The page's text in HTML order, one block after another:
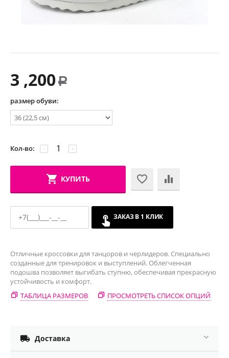
3 ,200 Р
размер обуви:
Кол-во: +
−
КУПИТЬ
ЗАКАЗ В 1 КЛИК
Отличные кроссовки для танцоров и черлидеров. Специально
созданные для тренировок и выступлений. Облегченная
подошва позволяет выгибать ступню, обеспечивая прекрасную
устойчивость и комфорт.
ТАБЛИЦА РАЗМЕРОВ
ПРОСМОТРЕТЬ СПИСОК ОПЦИЙ
 Доставка